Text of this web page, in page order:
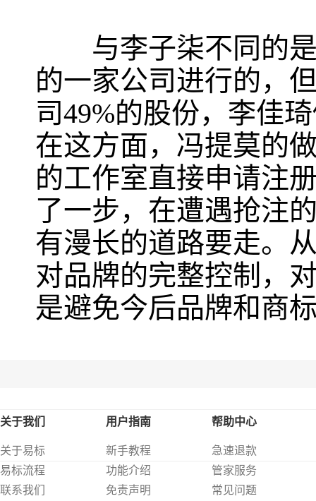
与李子柒不同的是
的一家公司进行的，
司49%的股份，李佳
在这方面，冯提莫的
的工作室直接申请注
了一步，在遭遇抢注
有漫长的道路要走。
对品牌的完整控制，
是避免今后品牌和商
关于我们
关于易标
易标流程
联系我们
用户指南
新手教程
功能介绍
免责声明
帮助中心
急速退款
管家服务
常见问题